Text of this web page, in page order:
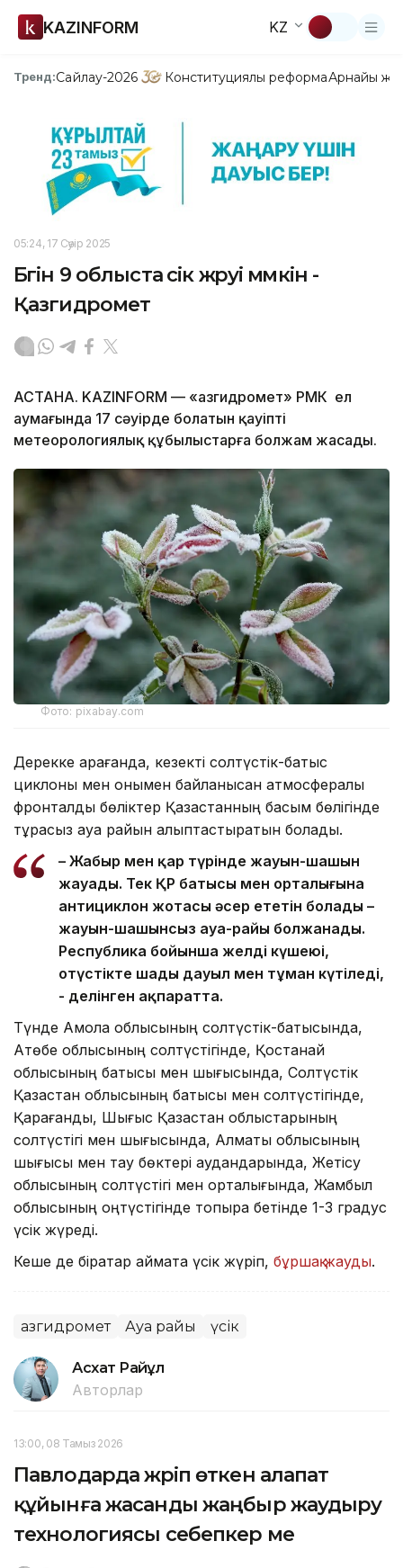
KAZINFORM KZ
Тренд:Сайлау-2026 Конституциялық реформаАрнайы
05:24, 17 Сәуір 2025
Бүгін 9 облыста үсік жүруі мүмкін -
Қазгидромет
АСТАНА. KAZINFORM — «Қазгидромет» РМК ел
аумағында 17 сәуірде болатын қауіпті
метеорологиялық құбылыстарға болжам жасады.
Фото: pixabay.com
Дерекке қарағанда, кезекті солтүстік-батыс
циклоны мен онымен байланысқан атмосфералық
фронталды бөліктер Қазақстанның басым бөлігінде
тұрақсыз ауа райын қалыптастыратын болады.
– Жаңбыр мен қар түрінде жауын-шашын
жауады. Тек ҚР батысы мен орталығына
антициклон жотасы әсер ететін болады –
жауын-шашынсыз ауа-райы болжанады.
Республика бойынша желдің күшеюі,
оңтүстікте шаңды дауыл мен тұман күтіледі,
- делінген ақпаратта.
Түнде Ақмола облысының солтүстік-батысында,
Ақтөбе облысының солтүстігінде, Қостанай
облысының батысы мен шығысында, Солтүстік
Қазақстан облысының батысы мен солтүстігінде,
Қарағанды, Шығыс Қазақстан облыстарының
солтүстігі мен шығысында, Алматы облысының
шығысы мен тау бөктері аудандарында, Жетісу
облысының солтүстігі мен орталығында, Жамбыл
облысының оңтүстігінде топырақ бетінде 1-3 градус
үсік жүреді.
Кеше де бірқатар аймақта үсік жүріп, бұршақ жауды.
Қазгидромет Ауа райы үсік
Асхат Райқұл
Авторлар
13:00, 08 Тамыз 2026
Павлодарда жүріп өткен алапат
құйынға жасанды жаңбыр жаудыру
технологиясы себепкер ме